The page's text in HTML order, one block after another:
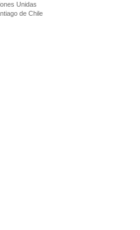
Unidas
de Chile